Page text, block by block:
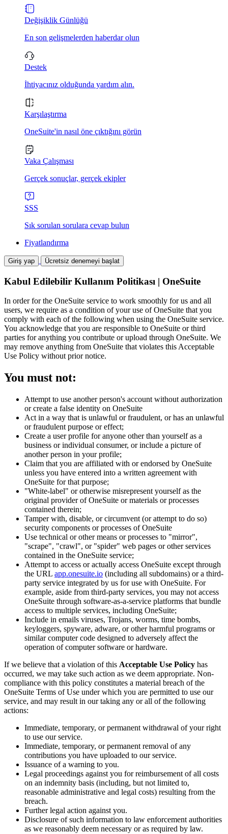
Değişiklik Günlüğü
En son gelişmelerden haberdar olun
Destek
İhtiyacınız olduğunda yardım alın.
Karşılaştırma
OneSuite'in nasıl öne çıktığını görün
Vaka Çalışması
Gerçek sonuçlar, gerçek ekipler
SSS
Sık sorulan sorulara cevap bulun
Fiyatlandırma
Giriş yap Ücretsiz denemeyi başlat
Kabul Edilebilir Kullanım Politikası | OneSuite
In order for the OneSuite service to work smoothly for us and all
users, we require as a condition of your use of OneSuite that you
comply with each of the following when using the OneSuite service.
You acknowledge that you are responsible to OneSuite or third
parties for anything you contribute or upload through OneSuite. We
may remove anything from OneSuite that violates this Acceptable
Use Policy without prior notice.
You must not:
Attempt to use another person's account without authorization
or create a false identity on OneSuite
Act in a way that is unlawful or fraudulent, or has an unlawful
or fraudulent purpose or effect;
Create a user profile for anyone other than yourself as a
business or individual consumer, or include a picture of
another person in your profile;
Claim that you are affiliated with or endorsed by OneSuite
unless you have entered into a written agreement with
OneSuite for that purpose;
"White-label" or otherwise misrepresent yourself as the
original provider of OneSuite or materials or processes
contained therein;
Tamper with, disable, or circumvent (or attempt to do so)
security components or processes of OneSuite
Use technical or other means or processes to "mirror",
"scrape", "crawl", or "spider" web pages or other services
contained in the OneSuite service;
Attempt to access or actually access OneSuite except through
the URL app.onesuite.io (including all subdomains) or a third-
party service integrated by us for use with OneSuite. For
example, aside from third-party services, you may not access
OneSuite through software-as-a-service platforms that bundle
access to multiple services, including OneSuite;
Include in emails viruses, Trojans, worms, time bombs,
keyloggers, spyware, adware, or other harmful programs or
similar computer code designed to adversely affect the
operation of computer software or hardware.
If we believe that a violation of this Acceptable Use Policy has
occurred, we may take such action as we deem appropriate. Non-
compliance with this policy constitutes a material breach of the
OneSuite Terms of Use under which you are permitted to use our
service, and may result in our taking any or all of the following
actions:
Immediate, temporary, or permanent withdrawal of your right
to use our service.
Immediate, temporary, or permanent removal of any
contributions you have uploaded to our service.
Issuance of a warning to you.
Legal proceedings against you for reimbursement of all costs
on an indemnity basis (including, but not limited to,
reasonable administrative and legal costs) resulting from the
breach.
Further legal action against you.
Disclosure of such information to law enforcement authorities
as we reasonably deem necessary or as required by law.